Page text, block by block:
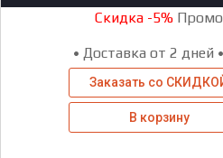
Скидка -5%
• Доставка от 2 дней •
Заказать со
В корзину